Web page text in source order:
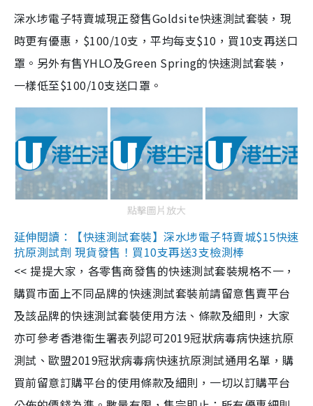
深水埗電子特賣城現正發售Goldsite快速測試套裝，現
時更有優惠，$100/10支，平均每支$10，買10支再送口
罩。另外有售YHLO及Green Spring的快速測試套裝，
一樣低至$100/10支送口罩。
點擊圖片放大
延伸閱讀：【快速測試套裝】深水埗電子特賣城$15快速
抗原測試劑 現貨發售！買10支再送3支檢測棒
<< 提提大家，各零售商發售的快速測試套裝規格不一，
購買市面上不同品牌的快速測試套裝前請留意售賣平台
及該品牌的快速測試套裝使用方法、條款及細則，大家
亦可參考香港衞生署表列認可2019冠狀病毒病快速抗原
測試、歐盟2019冠狀病毒病快速抗原測試通用名單，購
買前留意訂購平台的使用條款及細則，一切以訂購平台